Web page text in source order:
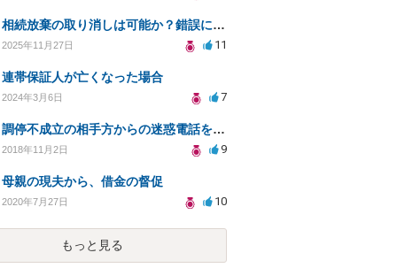
相続放棄の取り消しは可能か？錯誤による誤解が原因で
2025年11月27日 11
連帯保証人が亡くなった場合
2024年3月6日 7
調停不成立の相手方からの迷惑電話をやめさせることはできますか？
2018年11月2日 9
母親の現夫から、借金の督促
2020年7月27日 10
もっと見る